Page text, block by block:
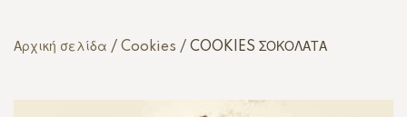
Αρχική σελίδα / Cookies / COOKIES ΣΟΚΟΛΑΤΑ